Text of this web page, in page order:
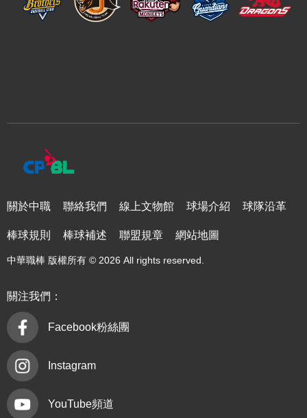
關於中職 聯絡我們 線上文物館 球場介紹 球隊沿革
棒球規則 棒球補述 聯盟規章 網站地圖
中華職棒 版權所有 © 2026 All rights reserved.
關注我們：
Facebook粉絲團
Instagram
YouTube頻道